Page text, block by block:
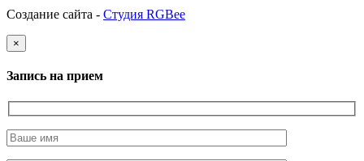
Создание сайта - Студия RGBee
×
Запись на прием